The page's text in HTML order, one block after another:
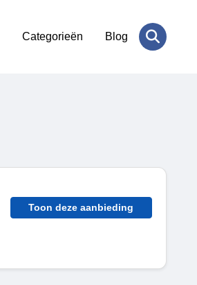
Categorieën Blog
Toon deze aanbieding